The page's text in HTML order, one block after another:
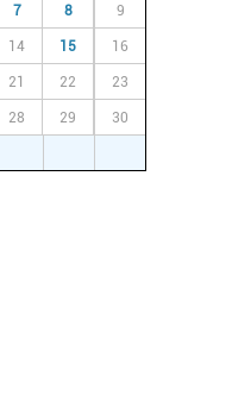
7 8 9
14 15 16
21 22 23
28 29 30